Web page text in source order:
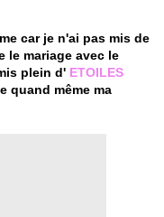
car je n'ai pas mis de
le mariage avec le
plein d' ETOILES
quand même ma